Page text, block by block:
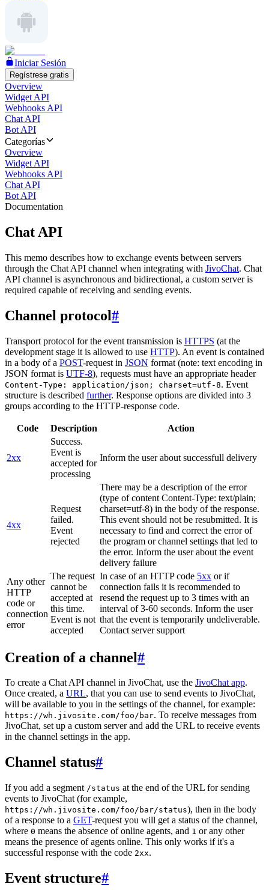
Iniciar Sesión
Regístrese gratis
Overview
Widget API
Webhooks API
Chat API
Bot API
Categorías
Overview
Widget API
Webhooks API
Chat API
Bot API
Documentation
Chat API
This memo describes how to exchange events between servers
through the Chat API channel when integrating with JivoChat. Chat
API channel is asynchronous and bidirectional, a custom server is
required capable of receiving and sending events.
Channel protocol#
Transport protocol for the event transmission is HTTPS (at the
development stage it is allowed to use HTTP). An event is contained
in a body of a POST-request in JSON format (note: text encoding in
JSON format is UTF-8), requests must have an appropriate header
Content-Type: application/json; charset=utf-8. Event
structure is described further. Response options are divided into 3
groups according to the HTTP-response code.
Code Description Action
2xx
Success.
Event is
accepted for
processing
Inform the user about successfull delivery
4xx
Request
failed.
Event
rejected
There may be a description of the error
(type of content Content-Type: text/plain;
charset=utf-8) in the body of the response.
This event should not be resubmitted. It is
necessary to find and correct the error of
the program or channel settings that led to
the error. Inform the user about the event
delivery failure
Any other
HTTP
code or
connection
error
The request
cannot be
accepted at
this time.
Event is not
accepted
In case of an HTTP code 5xx or if
connection fails it is recommended to
resend the request up to 3 times with an
interval of 3-60 seconds. Inform the user
that the event is temporarily undeliverable.
Contact server support
Creation of a channel#
To create a Chat API channel in JivoChat, use the JivoChat app.
Once created, a URL, that you can use to send events to JivoChat,
will be available to you in the settings of the channel, for example:
https://wh.jivosite.com/foo/bar. To receive messages from
JivoChat, set up a custom server and add the URL to receive events
in the channel settings in the app.
Channel status#
If you add a segment /status at the end of the URL for sending
events to JivoChat (for example,
https://wh.jivosite.com/foo/bar/status), then in the body
of a response to a GET-request you will get a status of the channel,
where 0 means the absence of online agents, and 1 or any other
means the presence of agents online. This only works if it's a
successful response with the code 2xx.
Event structure#